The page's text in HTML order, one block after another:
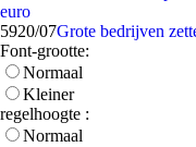
euro
5920/07Grote bedrijven
Font-grootte:
Normaal
Kleiner
regelhoogte :
Normaal